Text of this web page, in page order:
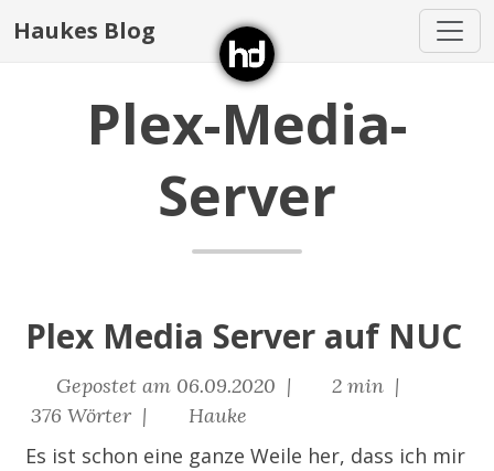
Haukes Blog
Plex-Media-
Server
Plex Media Server auf NUC
Gepostet am 06.09.2020 |
2 min |
376 Wörter |
Hauke
Es ist schon eine ganze Weile her, dass ich mir